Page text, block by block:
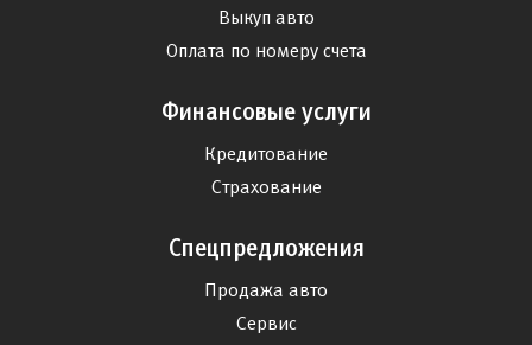
Выкуп авто
Оплата по номеру счета
Финансовые услуги
Кредитование
Страхование
Спецпредложения
Продажа авто
Сервис